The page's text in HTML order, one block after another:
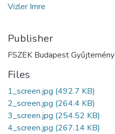
Vizler Imre
Publisher
FSZEK Budapest Gyűjtemény
Files
1_screen.jpg (492.7 KB)
2_screen.jpg (264.4 KB)
3_screen.jpg (254.52 KB)
4_screen.jpg (267.14 KB)